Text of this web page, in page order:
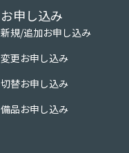
お申し込み
新規/追加お申し込み
変更お申し込み
切替お申し込み
備品お申し込み